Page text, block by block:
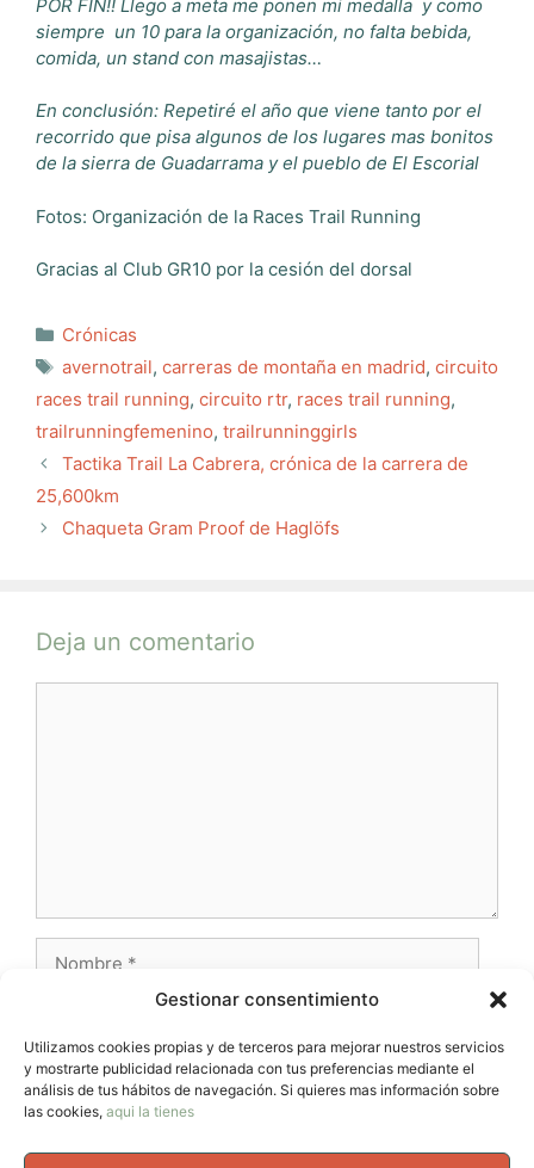
Gestionar consentimiento
Utilizamos cookies propias y de terceros para mejorar nuestros servicios
y mostrarte publicidad relacionada con tus preferencias mediante el
análisis de tus hábitos de navegación. Si quieres mas información sobre
las cookies, aqui la tienes
POR FIN!! Llego a meta me ponen mi medalla y como
siempre un 10 para la organización, no falta bebida,
comida, un stand con masajistas…
En conclusión: Repetiré el año que viene tanto por el
recorrido que pisa algunos de los lugares mas bonitos
de la sierra de Guadarrama y el pueblo de El Escorial
Fotos: Organización de la Races Trail Running
Gracias al Club GR10 por la cesión del dorsal
Categorías
Crónicas
Etiquetas
avernotrail, carreras de montaña en madrid, circuito
races trail running, circuito rtr, races trail running,
trailrunningfemenino, trailrunninggirls
Tactika Trail La Cabrera, crónica de la carrera de
25,600km
Chaqueta Gram Proof de Haglöfs
Deja un comentario
electrónico
Web